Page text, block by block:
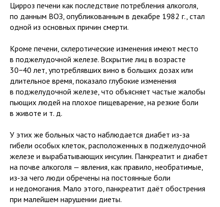
Цирроз печени как последствие потребления алкоголя,
по данным ВОЗ, опубликованным в декабре 1982 г., стал
одной из основных причин смерти.
Кроме печени, склеротические изменения имеют место
в поджелудочной железе. Вскрытие лиц в возрасте
30−40 лет, употреблявших вино в больших дозах или
длительное время, показало глубокие изменения
в поджелудочной железе, что объясняет частые жалобы
пьющих людей на плохое пищеварение, на резкие боли
в животе и т. д.
У этих же больных часто наблюдается диабет из-за
гибели особых клеток, расположенных в поджелудочной
железе и вырабатывающих инсулин. Панкреатит и диабет
на почве алкоголя — явления, как правило, необратимые,
из-за чего люди обречены на постоянные боли
и недомогания. Мало этого, панкреатит даёт обострения
при малейшем нарушении диеты.